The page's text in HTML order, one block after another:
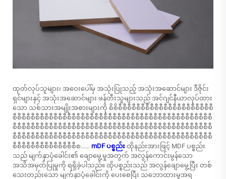
ထုတ်လုပ်သူများ၊ အဝေးပေါ်မှ အသုံးပြုသည့် အသုံးအဆောင်များ ဒီဇိုင်း
ရှင်များနှင့် အသုံးအဆောင်များ ဖန်တီးသူများသည် အင်ဂျင်နီယာလုပ်ထား
သော သစ်သားအမျိုးအစားများကို စိစိစီစီစီစီစီစီစီစီစီစီစီစီစီစီစီစီစီစီစီစီစီ
စီစီစီစီစီစီစီစီစီစီစီစီစီစီစီစီစီစီစီစီစီစီစီစီစီစီစီစီစီစီစီစီစီစီစီစီစီစီစီစီစီစီစီစီ
စီစီစီစီစီစီစီစီစီစီစီစီစီစီစီစီစီစီစီစီစီစီစီစီစီစီစီစီစီစီစီစီစီစီစီစီစီစီစီစီစီစီစီစီ
စီစီစီစီစီစီစီစီစီစီစီစီစီစီစီစီစီစီစီစီစီစီစီစီစီစီစီစီစီစီစီစီစီစီစီစီစီစီစီစီစီစီစီစီ
စီစီစီစီစီစီစီစီစီစီစီစီစီစီစ...... mDF ပစ္စည်း ထိုနည်းအားဖြင့် MDF ပစ္စည်း
သည် မျက်နှာပုံခေါင်း၏ ချောမွေ့မှုအတွက် အလွန်ကောင်းမွန်သော
အသိအမှတ်ပြုမှုကို ရရှိခဲ့ပါသည်။ ထိုပစ္စည်းသည် အလွန်ချောမွေ့ပြီး တစ်
သေးတည်းသော မျက်နှာပုံခေါင်းကို ပေးစေပြီး သဘောထားမှုအရ